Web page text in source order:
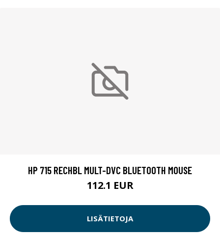
HP 715 RECHBL MULT-DVC BLUETOOTH MOUSE
112.1 EUR
LISÄTIETOJA